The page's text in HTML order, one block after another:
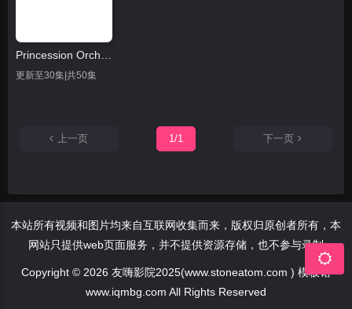
更新至30集|共50集
上一页 1/1 下一页
本站所有视频和图片均来自互联网收集而来，版权归原创者所有，本
网站只提供web页面服务，并不提供资源存储，也不参与录制
Copyright © 2026 友嗨影院2025(www.stoneatom.com ) 模板馆
www.iqmbg.com All Rights Reserved